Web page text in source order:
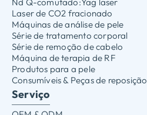
Laser de CO2 fracionado
Máquinas de análise de pele
Série de tratamento corporal
Série de remoção de cabelo
Máquina de terapia de RF
Produtos para a pele
Consumíveis & Peças de reposição
Serviço